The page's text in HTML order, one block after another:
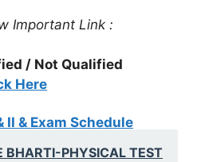
Important Link :
/ Not Qualified
Here
II & Exam Schedule
BHARTI-PHYSICAL TEST